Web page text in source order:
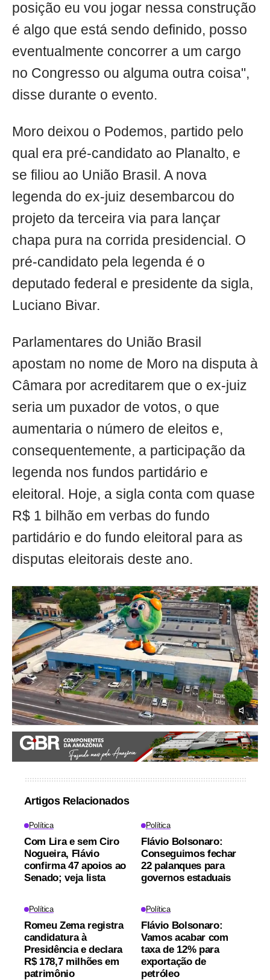
posição eu vou jogar nessa construção
é algo que está sendo definido, posso
eventualmente concorrer a um cargo
no Congresso ou alguma outra coisa",
disse durante o evento.
Moro deixou o Podemos, partido pelo
qual era pré-candidato ao Planalto, e
se filiou ao União Brasil. A nova
legenda do ex-juiz desembarcou do
projeto da terceira via para lançar
chapa pura na corrida presidencial. O
pré-candidato pela legenda é o
deputado federal e presidente da sigla,
Luciano Bivar.
Parlamentares do União Brasil
apostam no nome de Moro na disputa à
Câmara por acreditarem que o ex-juiz
seria um puxador de votos, o que
aumentaria o número de eleitos e,
consequentemente, a participação da
legenda nos fundos partidário e
eleitoral. Hoje, a sigla conta com quase
R$ 1 bilhão em verbas do fundo
partidário e do fundo eleitoral para as
disputas eleitorais deste ano.
Artigos Relacionados
Política
Com Lira e sem Ciro
Nogueira, Flávio
confirma 47 apoios ao
Senado; veja lista
Política
Flávio Bolsonaro:
Conseguimos fechar
22 palanques para
governos estaduais
Política
Romeu Zema registra
candidatura à
Presidência e declara
R$ 178,7 milhões em
patrimônio
Política
Flávio Bolsonaro:
Vamos acabar com
taxa de 12% para
exportação de
petróleo